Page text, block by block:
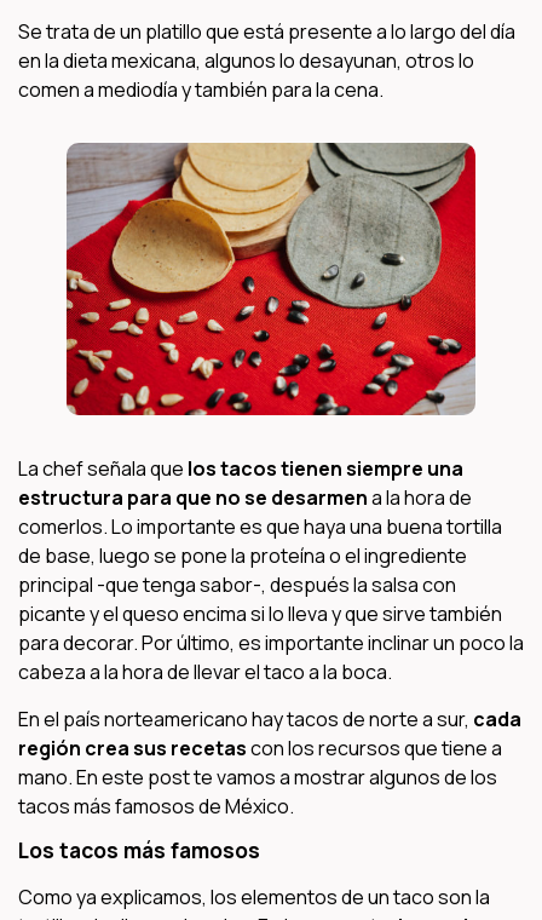
Se trata de un platillo que está presente a lo largo del día
en la dieta mexicana, algunos lo desayunan, otros lo
comen a mediodía y también para la cena.
La chef señala que los tacos tienen siempre una
estructura para que no se desarmena la hora de
comerlos. Lo importante es que haya una buena tortilla
de base, luego se pone la proteína o el ingrediente
principal -que tenga sabor-, después la salsa con
picante y el queso encima si lo lleva y que sirve también
para decorar. Por último, es importante inclinar un poco la
cabeza a la hora de llevar el taco a la boca.
En el país norteamericano hay tacos de norte a sur, cada
región crea sus recetascon los recursos que tiene a
mano. En este post te vamos a mostrar algunos de los
tacos más famosos de México.
Los tacos más famosos
Como ya explicamos, loselementos de un taco son la